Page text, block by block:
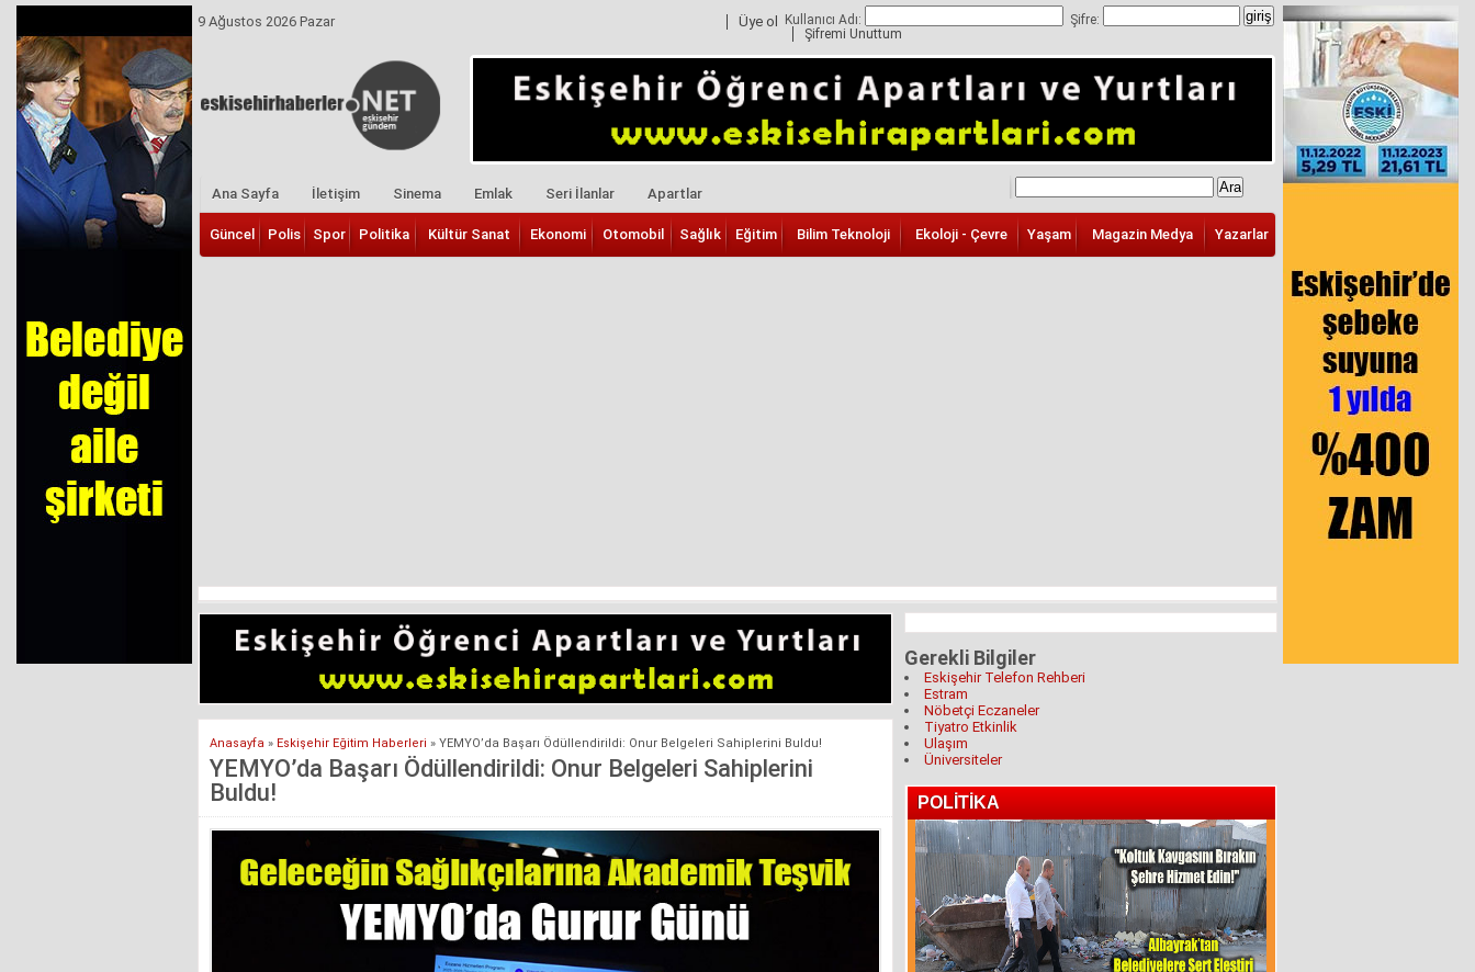
9 Ağustos 2026 Pazar Üye ol Kullanıcı Adı:
Şifre:
Şifremi Unuttum
Ana Sayfa İletişim Sinema Emlak Seri İlanlar Apartlar
Güncel Polis Spor Politika Kültür Sanat Ekonomi Otomobil Sağlık Eğitim Bilim Teknoloji Ekoloji - Çevre Yaşam Magazin Medya Yazarlar
Anasayfa » Eskişehir Eğitim Haberleri » YEMYO’da Başarı Ödüllendirildi: Onur Belgeleri Sahiplerini Buldu!
YEMYO’da Başarı Ödüllendirildi: Onur Belgeleri Sahiplerini
Buldu!
Gerekli Bilgiler
Eskişehir Telefon Rehberi
Estram
Nöbetçi Eczaneler
Tiyatro Etkinlik
Ulaşım
Üniversiteler